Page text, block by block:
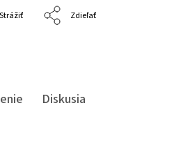
Strážiť Zdieľať
Diskusia